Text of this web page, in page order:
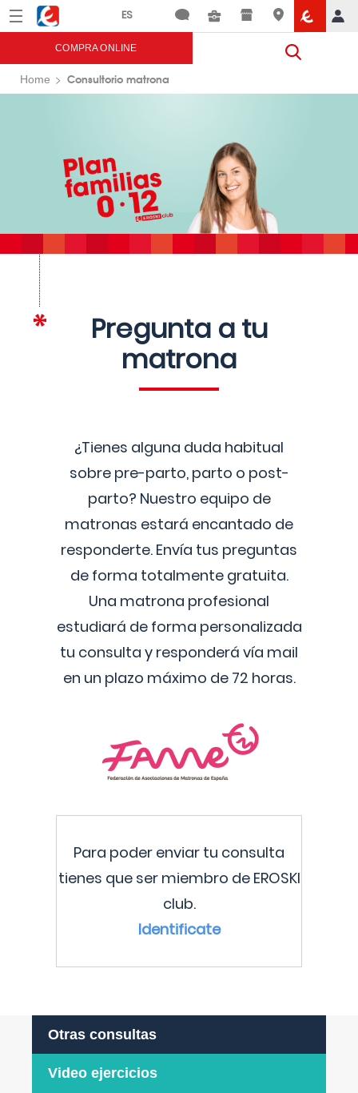
Menú Eroski
COMPRA ONLINE
Home Consultorio matrona
Pregunta a tu
matrona
¿Tienes alguna duda habitual
sobre pre-parto, parto o post-
parto? Nuestro equipo de
matronas estará encantado de
responderte. Envía tus preguntas
de forma totalmente gratuita.
Una matrona profesional
estudiará de forma personalizada
tu consulta y responderá vía mail
en un plazo máximo de 72 horas.
Para poder enviar tu consulta
tienes que ser miembro de EROSKI
club.
Identificate
Otras consultas
Video ejercicios